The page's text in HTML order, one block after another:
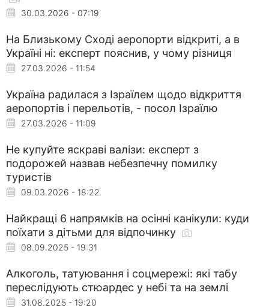
30.03.2026 - 07:19
На Близькому Сході аеропорти відкриті, а в
Україні ні: експерт пояснив, у чому різниця
27.03.2026 - 11:54
Україна радилася з Ізраїлем щодо відкриття
аеропортів і перельотів, - посол Ізраїлю
27.03.2026 - 11:09
Не купуйте яскраві валізи: експерт з
подорожей назвав небезпечну помилку
туристів
09.03.2026 - 18:22
Найкращі 6 напрямків на осінні канікули: куди
поїхати з дітьми для відпочинку
08.09.2025 - 19:31
Алкоголь, татуювання і соцмережі: які табу
переслідують стюардес у небі та на землі
31.08.2025 - 19:20